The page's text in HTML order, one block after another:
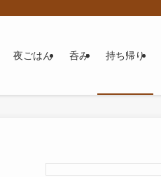
夜ごはん 呑み 持ち帰り